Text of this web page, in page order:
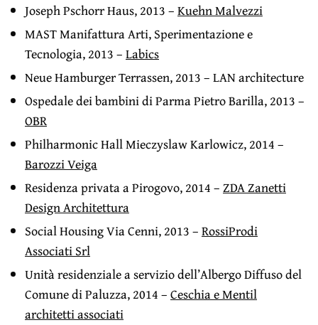
Joseph Pschorr Haus, 2013 –Kuehn Malvezzi
MAST Manifattura Arti, Sperimentazione e
Tecnologia, 2013 –Labics
Neue Hamburger Terrassen, 2013 – LAN architecture
Ospedale dei bambini di Parma Pietro Barilla, 2013 –
OBR
Philharmonic Hall Mieczyslaw Karlowicz, 2014 –
Barozzi Veiga
Residenza privata a Pirogovo, 2014 –ZDA Zanetti
Design Architettura
Social Housing Via Cenni, 2013 –RossiProdi
Associati Srl
Unità residenziale a servizio dell’Albergo Diffuso del
Comune di Paluzza, 2014 –Ceschia e Mentil
architetti associati